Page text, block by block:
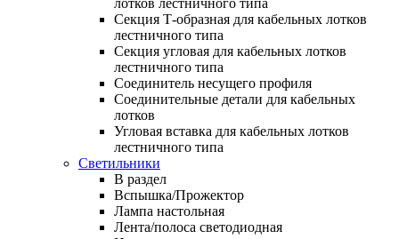
Секция Т-образная для кабельных лотков
лестничного типа
Секция угловая для кабельных лотков
лестничного типа
Соединитель несущего профиля
Соединительные детали для кабельных
лотков
Угловая вставка для кабельных лотков
лестничного типа
Светильники
В раздел
Вспышка/Прожектор
Лампа настольная
Лента/полоса светодиодная